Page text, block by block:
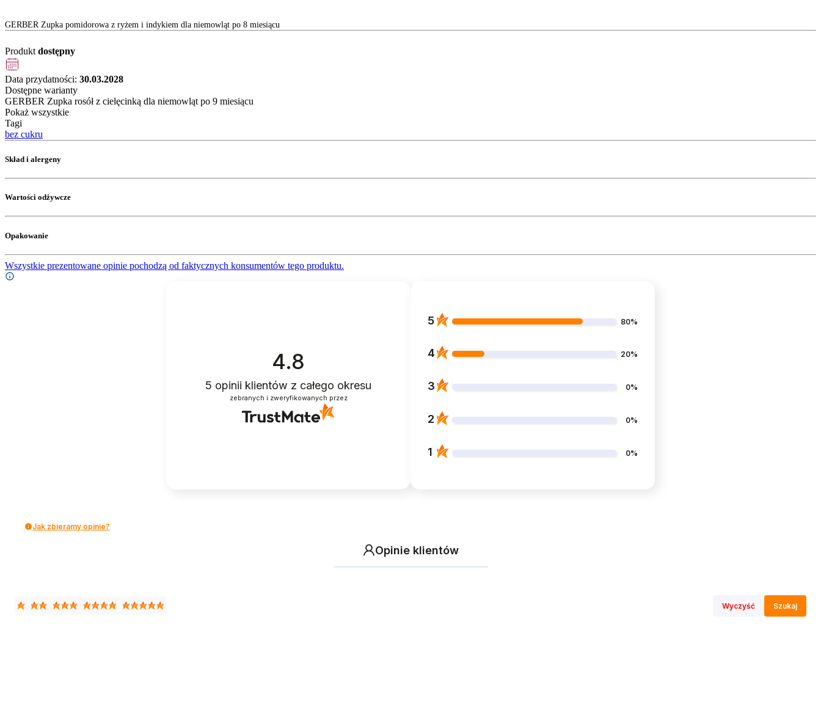
GERBER Zupka pomidorowa z ryżem i indykiem dla niemowląt po 8 miesiącu
Produkt dostępny
Data przydatności: 30.03.2028
Dostępne warianty
GERBER Zupka rosół z cielęcinką dla niemowląt po 9 miesiącu
Pokaż wszystkie
Tagi
bez cukru
Skład i alergeny
Wartości odżywcze
Opakowanie
Wszystkie prezentowane opinie pochodzą od faktycznych konsumentów tego produktu.
4.8
5 opinii klientów z całego okresu
zebranych i zweryfikowanych przez
5 80%
4 20%
3 0%
2 0%
1 0%
Jak zbieramy opinie?
Opinie klientów
Wyczyść Szukaj